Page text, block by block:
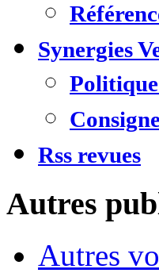
Synergies
Rss revues
Autres
Autres